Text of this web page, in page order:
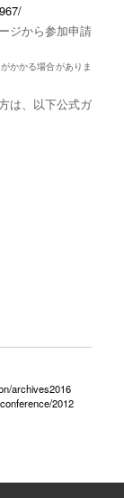
ジから参加申請
かかる場合がありま
は、以下公式ガ
archives2016
conference/2012